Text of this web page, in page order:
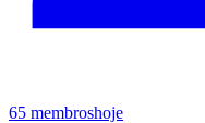
65 membroshoje